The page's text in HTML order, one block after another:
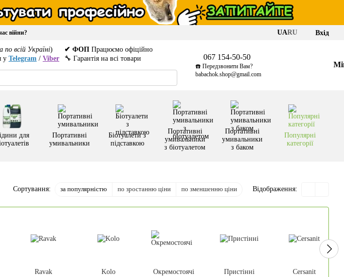
війни? UARU Вхід
по всій Україні)
у Telegram / Viber
✔ ФОП Працюємо офіційно
🔧 Гарантія на всі товари
067 154-50-50
☎️ Передзвонити Вам?
babachok.shop@gmail.com
для
Портативні
умивальники
Біотуалети з
підставкою
Портативні
умивальники
з біотуалетом
Портативні
умивальники
з баком
Популярні
категорії
Сортування: за популярністю по зростанню ціни по зменшенню ціни Відображення:
Ravak Kolo Окремостоячі Пристінні Cersanit